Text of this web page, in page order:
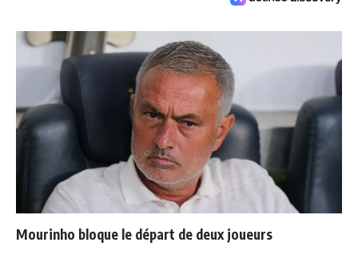
Mourinho bloque le départ de deux joueurs